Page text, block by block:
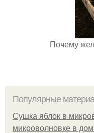
Почему
Популярные
Сушка яблок в
микроволновке в